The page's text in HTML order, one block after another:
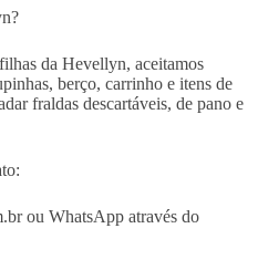
da Hevellyn, aceitamos
berço, carrinho e itens de
fraldas descartáveis, de pano e
ou WhatsApp através do